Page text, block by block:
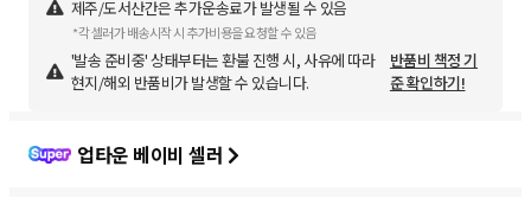
제주/도서산간은 추가운송료가 발생될 수 있음
*각 셀러가 배송시작 시 추가비용을 요청할 수 있음
'발송 준비중' 상태부터는 환불 진행 시, 사유에 따라
현지/해외 반품비가 발생할 수 있습니다.
반품비 책정 기
준 확인하기!
업타운 베이비 셀러